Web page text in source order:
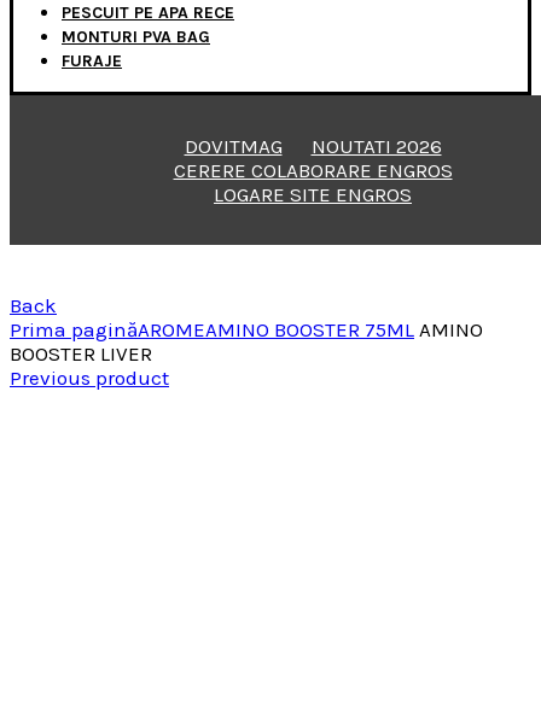
PESCUIT PE APA RECE
MONTURI PVA BAG
FURAJE
DOVITMAG
NOUTATI 2026
CERERE COLABORARE ENGROS
LOGARE SITE ENGROS
Back
Prima paginăAROMEAMINO BOOSTER 75ML AMINO
BOOSTER LIVER
Previous product